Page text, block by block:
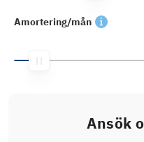
Amortering/mån
Ansök